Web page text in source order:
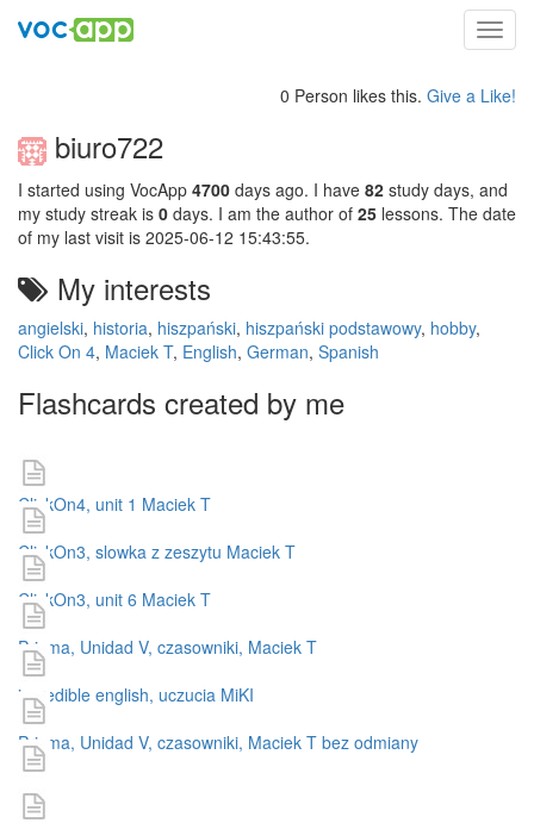
0 Person likes this. Give a Like!
biuro722
I started using VocApp 4700 days ago. I have 82 study days, and
my study streak is 0 days. I am the author of 25 lessons. The date
of my last visit is 2025-06-12 15:43:55.
My interests
angielski, historia, hiszpański, hiszpański podstawowy, hobby,
Click On 4, Maciek T, English, German, Spanish
Flashcards created by me
ClickOn4, unit 1 Maciek T
ClickOn3, slowka z zeszytu Maciek T
ClickOn3, unit 6 Maciek T
Prisma, Unidad V, czasowniki, Maciek T
incredible english, uczucia MiKI
Prisma, Unidad V, czasowniki, Maciek T bez odmiany
wos